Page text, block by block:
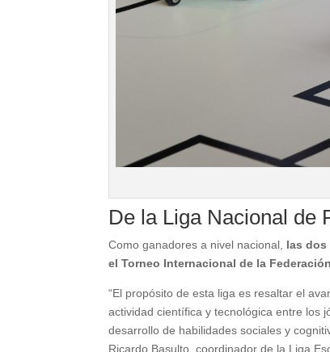
De la Liga Nacional de
Como ganadores a nivel nacional, las dos
el Torneo Internacional de la
“El propósito de esta liga es resaltar el
actividad científica y tecnológica entre los
desarrollo de habilidades sociales y
Ricardo Basulto, coordinador de la Liga